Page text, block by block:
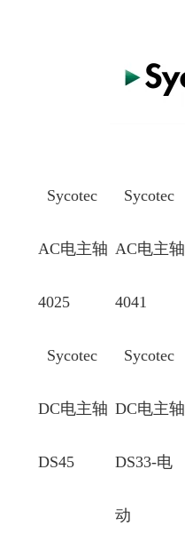
Sycotec
AC电主轴
4025
Sycotec
AC电主轴
4041
Sycotec
DC电主轴
DS45
Sycotec
DC电主轴
DS33-电
动